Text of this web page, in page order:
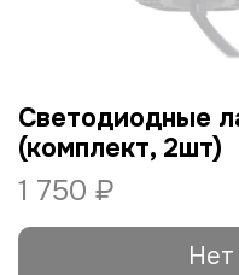
Cветодиодные
(комплект, 2шт)
1 750 ₽
Нет